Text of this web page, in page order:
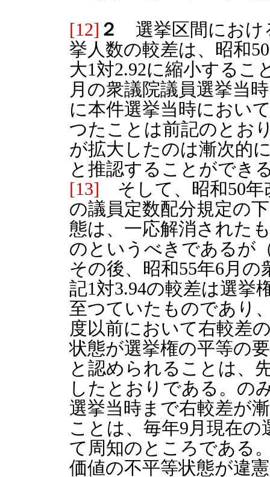
[12] ２
選挙区間におけ
挙人数の較差は、昭和
大1対2.92に縮小するこ
月の衆議院議員選挙当
に本件選挙当時におい
つたことは前記のとお
が拡大したのは漸次的
と推認することができ
[13] そして、昭和50年
の議員定数配分規定の
態は、一応解消された
のというべきであるが
その後、昭和55年6月
記1対3.94の較差は選挙
至つていたものであり
度以前において右較差
状態が選挙権の平等の
と認められることは、
したとおりである。の
選挙当時まで右較差が
ことは、毎年9月現在
て周知のところである
価値の不平等状態が違